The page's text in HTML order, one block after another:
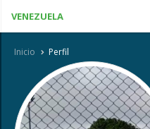
VENEZUELA
Inicio Perfil